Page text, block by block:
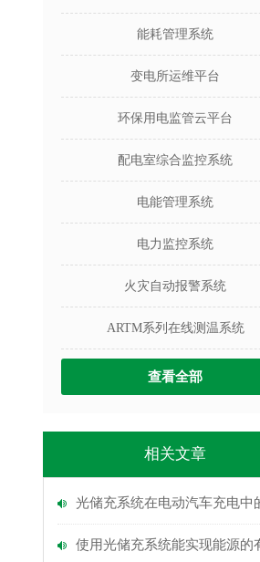
能耗管理系统
变电所运维平台
环保用电监管云平台
配电室综合监控系统
电能管理系统
电力监控系统
火灾自动报警系统
ARTM系列在线测温系统
查看全部
相关文章